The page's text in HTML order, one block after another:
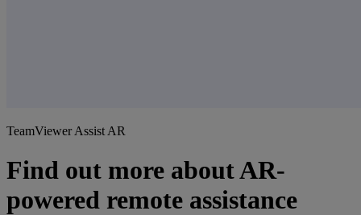
TeamViewer Assist AR
Find out more about AR-
powered remote assistance